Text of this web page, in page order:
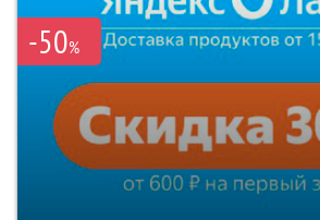
-50%